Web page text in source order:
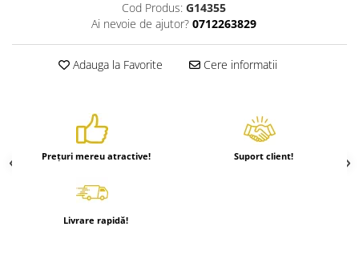
Custi si accesorii
Suplimente
Hrănitori
Cod Produs: G14355
Ai nevoie de ajutor? 0712263829
Adauga la Favorite Cere informatii
Prețuri mereu atractive! Suport client!
Livrare rapidă!